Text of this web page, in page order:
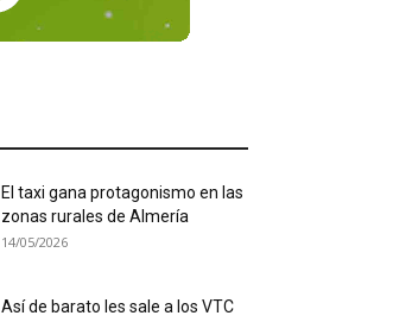
El taxi gana protagonismo en las
zonas rurales de Almería
14/05/2026
Así de barato les sale a los VTC